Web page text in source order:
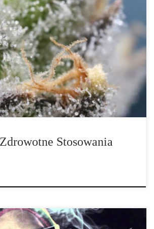
(THC), kannabidiol (CBD) jest
cannabis. Substancja nie jest
że nie wywołuje uczucia odurzenia.
sprawiły, że stała się skutecznym
różnych problemów medycznych. CBD
korzyści zdrowotnych, a w tym artykule
niektóre z nich. Jeśli cierpisz na
polecamy Ci wypróbować […]
Stosowania